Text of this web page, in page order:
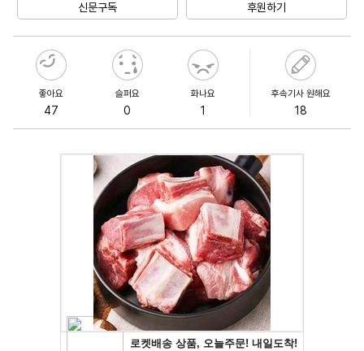
신문구독 후원하기
좋아요
47
슬퍼요
0
화나요
1
후속기사 원해요
18